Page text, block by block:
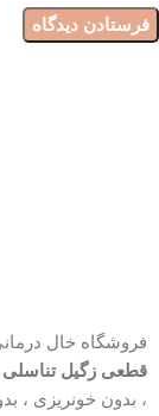
فروشگاه خال
قطعی زگیل تناسلی
، بدون خونریزی ،